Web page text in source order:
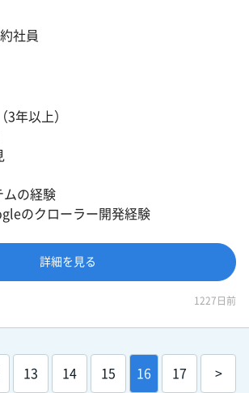
社員
3年以上）
ムの経験
のクローラー開発経験
詳細を見る
1227日前
13 14 15 16 17 >